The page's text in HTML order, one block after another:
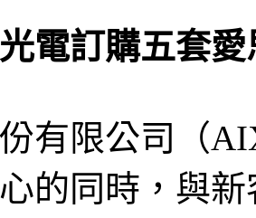
電訂購五套
有限公司（
的同時，與